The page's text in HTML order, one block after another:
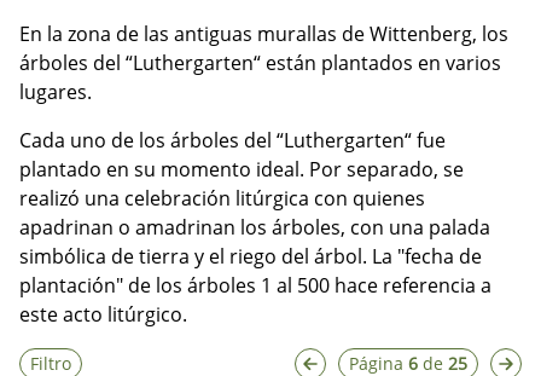
En la zona de las antiguas murallas de Wittenberg, los
árboles del “Luthergarten“ están plantados en varios
lugares.
Cada uno de los árboles del “Luthergarten“ fue
plantado en su momento ideal. Por separado, se
realizó una celebración litúrgica con quienes
apadrinan o amadrinan los árboles, con una palada
simbólica de tierra y el riego del árbol. La "fecha de
plantación" de los árboles 1 al 500 hace referencia a
este acto litúrgico.
Filtro Página 6 de 25